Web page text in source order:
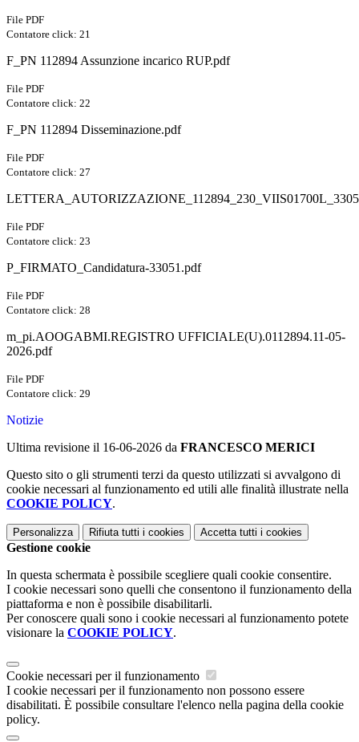
File PDF
Contatore click: 21
F_PN 112894 Assunzione incarico RUP.pdf
File PDF
Contatore click: 22
F_PN 112894 Disseminazione.pdf
File PDF
Contatore click: 27
File PDF
Contatore click: 23
P_FIRMATO_Candidatura-33051.pdf
File PDF
Contatore click: 28
m_pi.AOOGABMI.REGISTRO UFFICIALE(U).0112894.11-05-
2026.pdf
File PDF
Contatore click: 29
Notizie
Ultima revisione il 16-06-2026 da FRANCESCO MERICI
Questo sito o gli strumenti terzi da questo utilizzati si avvalgono di
cookie necessari al funzionamento ed utili alle finalità illustrate nella
COOKIE POLICY.
Personalizza Rifiuta tutti i cookies Accetta tutti i cookies
Gestione cookie
In questa schermata è possibile scegliere quali cookie consentire.
I cookie necessari sono quelli che consentono il funzionamento della
piattaforma e non è possibile disabilitarli.
Per conoscere quali sono i cookie necessari al funzionamento potete
visionare la COOKIE POLICY.
Cookie necessari per il funzionamento
I cookie necessari per il funzionamento non possono essere
disabilitati. È possibile consultare l'elenco nella pagina della cookie
policy.